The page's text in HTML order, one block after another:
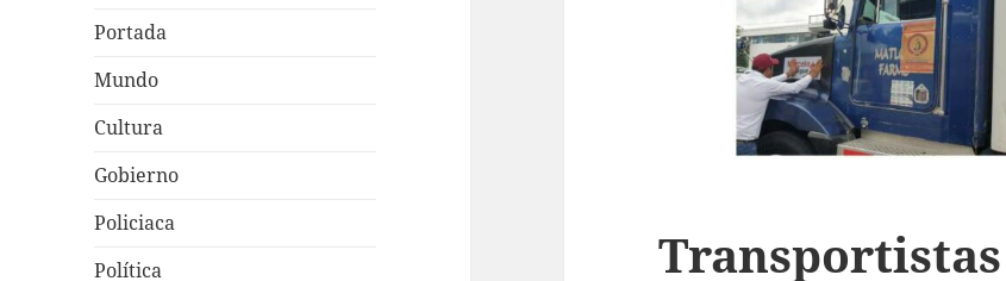
Portada
Mundo
Cultura
Gobierno
Policiaca
Política
Transportistas